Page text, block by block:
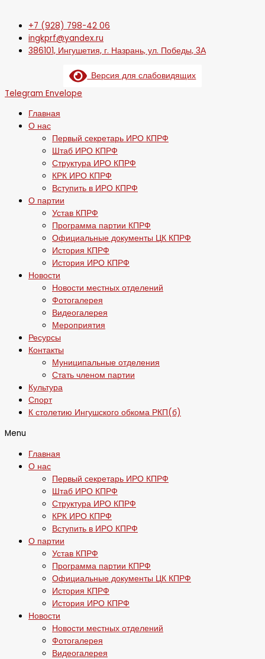
+7 (928) 798-42 06
ingkprf@yandex.ru
386101, Ингушетия, г. Назрань, ул. Победы, 3А
Версия для слабовидящих
Telegram Envelope
Главная
О нас
Первый секретарь ИРО КПРФ
Штаб ИРО КПРФ
Структура ИРО КПРФ
КРК ИРО КПРФ
Вступить в ИРО КПРФ
О партии
Устав КПРФ
Программа партии КПРФ
Официальные документы ЦК КПРФ
История КПРФ
История ИРО КПРФ
Новости
Новости местных отделений
Фотогалерея
Видеогалерея
Мероприятия
Ресурсы
Контакты
Муниципальные отделения
Стать членом партии
Культура
Спорт
К столетию Ингушского обкома РКП(б)
Menu
Главная
О нас
Первый секретарь ИРО КПРФ
Штаб ИРО КПРФ
Структура ИРО КПРФ
КРК ИРО КПРФ
Вступить в ИРО КПРФ
О партии
Устав КПРФ
Программа партии КПРФ
Официальные документы ЦК КПРФ
История КПРФ
История ИРО КПРФ
Новости
Новости местных отделений
Фотогалерея
Видеогалерея